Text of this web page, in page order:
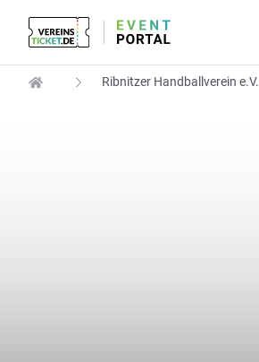
Ribnitzer Handballverein e.V.